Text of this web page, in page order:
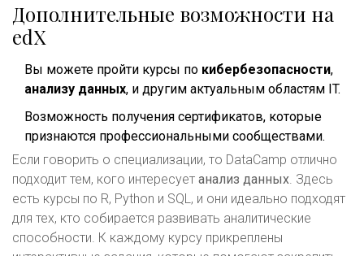
Дополнительные возможности на
edX
Вы можете пройти курсы по кибербезопасности,
анализу данных, и другим актуальным областям IT.
Возможность получения сертификатов, которые
признаются профессиональными сообществами.
Если говорить о специализации, то DataCamp отлично
подходит тем, кого интересует анализ данных. Здесь
есть курсы по R, Python и SQL, и они идеально подходят
для тех, кто собирается развивать аналитические
способности. К каждому курсу прикреплены